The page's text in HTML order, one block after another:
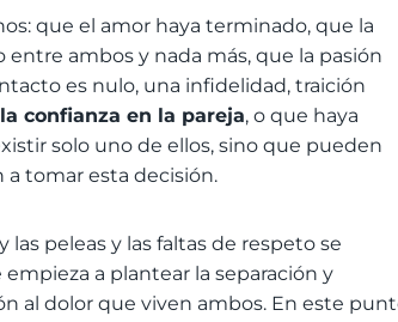
que el amor haya terminado, que la
ambos y nada más, que la pasión
es nulo, una infidelidad, traición
la confianza en la pareja, o que haya
solo uno de ellos, sino que pueden
a tomar esta decisión.
peleas y las faltas de respeto se
a plantear la separación y
al dolor que viven ambos. En este